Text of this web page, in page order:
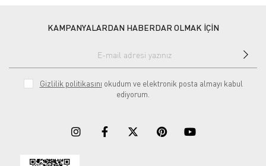
KAMPANYALARDAN HABERDAR OLMAK İÇİN
Gizlilik politikasını okudum ve elektronik posta almayı kabul
ediyorum.